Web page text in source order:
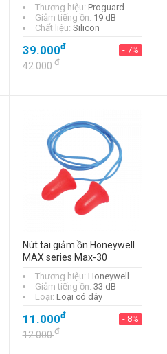
Thương hiệu: Proguard
Giảm tiếng ồn: 19 dB
Chất liệu: Silicon
39.000đ - 7%
42.000đ
Nút tai giảm ồn Honeywell
MAX series Max-30
Thương hiệu: Honeywell
Giảm tiếng ồn: 33 dB
Loại: Loại có dây
11.000đ - 8%
12.000đ